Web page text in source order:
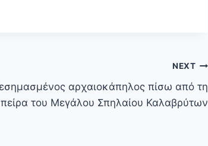
NEXT
αρχαιοκάπηλος πίσω από τη
του Μεγάλου Σπηλαίου Καλαβρύτων